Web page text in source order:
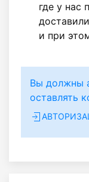
где у нас
и при
Вы должны
оставлять